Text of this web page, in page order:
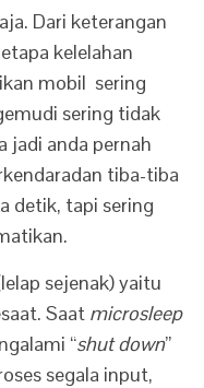
Dari keterangan
kelelahan
mobil sering
sering tidak
jadi anda pernah
tiba-tiba
detik, tapi sering
sejenak) yaitu
Saat microsleep
“shut down”
segala input,